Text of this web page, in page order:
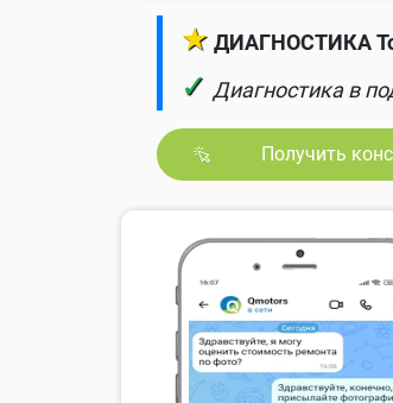
★ ДИАГНОСТИКА
✓ Диагностика в
Получить